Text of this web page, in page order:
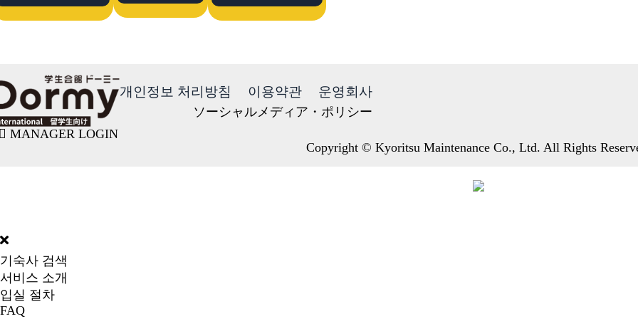
MANAGER LOGIN
개인정보 처리방침 이용약관 운영회사
ソーシャルメディア・ポリシー
Copyright © Kyoritsu Maintenance Co., Ltd. All Rights
기숙사 검색
서비스 소개
입실 절차
FAQ